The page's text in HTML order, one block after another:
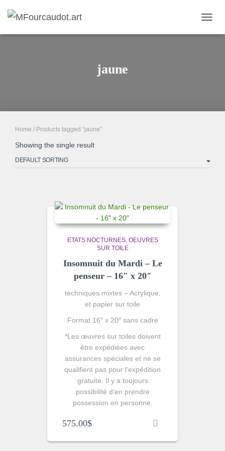
jaune
Home / Products tagged “jaune”
Showing the single result
ETATS NOCTURNES OEUVRES
SUR TOILE
Insomnuit du Mardi – Le
penseur – 16″ x 20″
techniques mixtes – Acrylique,
et papier sur toile
Format 16″ x 20″ sans cadre
*Les œuvres sur toiles doivent
être expédiées avec
assurances spéciales et ne se
qualifient pas pour l’expédition
gratuite. Il y a toujours
possibilité d’en prendre
possession en personne.
575.00$